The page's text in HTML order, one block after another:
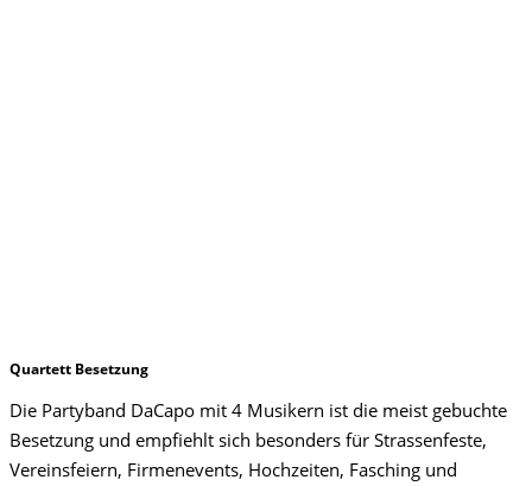
Quartett Besetzung
Die Partyband DaCapo mit 4 Musikern ist die meist gebuchte
Besetzung und empfiehlt sich besonders für Strassenfeste,
Vereinsfeiern, Firmenevents, Hochzeiten, Fasching und